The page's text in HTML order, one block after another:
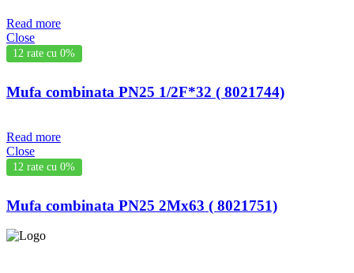
Read more
Close
12 rate cu 0%
Mufa combinata PN25 1/2F*32 ( 8021744)
Read more
Close
12 rate cu 0%
Mufa combinata PN25 2Mx63 ( 8021751)